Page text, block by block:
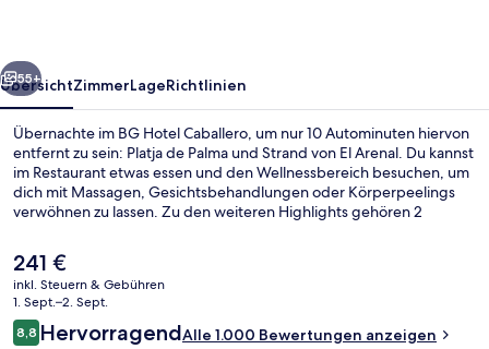
Weiter
55+
ÜbersichtZimmerLageRichtlinien
Übernachte im BG Hotel Caballero, um nur 10 Autominuten hiervon
entfernt zu sein: Platja de Palma und Strand von El Arenal. Du kannst
im Restaurant etwas essen und den Wellnessbereich besuchen, um
dich mit Massagen, Gesichtsbehandlungen oder Körperpeelings
verwöhnen zu lassen. Zu den weiteren Highlights gehören 2
lieben das hilfsbereite Personal.
Der
aktuelle
Preis
beträgt
241 €.
241 €
inkl. Steuern & Gebühren
1. Sept.–2. Sept.
Bewertungen
8,88,8 von 10.
HervorragendAlle 1.000 Bewertungen anzeigen